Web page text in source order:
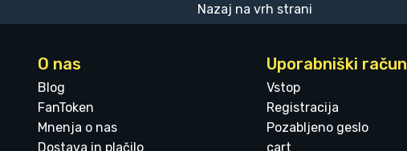
Nazaj na vrh strani
O nas
Blog
FanToken
Mnenja o nas
Dostava in plačilo
Uporabniški račun
Vstop
Registracija
Pozabljeno geslo
cart